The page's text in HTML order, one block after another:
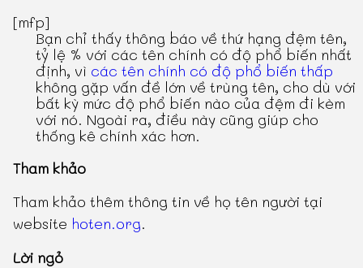
[mfp]
Bạn chỉ thấy thông báo về thứ hạng đệm tên,
tỷ lệ % với các tên chính có độ phổ biến nhất
định, vì các tên chính có độ phổ biến thấp
không gặp vấn đề lớn về trùng tên, cho dù với
bất kỳ mức độ phổ biến nào của đệm đi kèm
với nó. Ngoài ra, điều này cũng giúp cho
thống kê chính xác hơn.
Tham khảo
Tham khảo thêm thông tin về họ tên người tại
website hoten.org.
Lời ngỏ